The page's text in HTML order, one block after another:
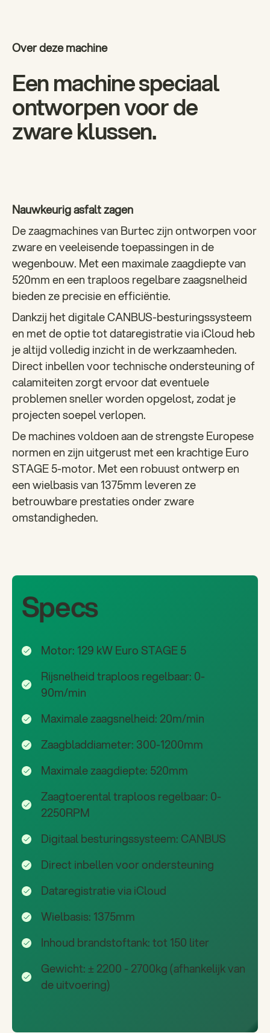
Over deze machine
Een machine speciaal
ontworpen voor de
zware klussen.
Nauwkeurig asfalt zagen
De zaagmachines van Burtec zijn ontworpen voor
zware en veeleisende toepassingen in de
wegenbouw. Met een maximale zaagdiepte van
520mm en een traploos regelbare zaagsnelheid
bieden ze precisie en efficiëntie.
Dankzij het digitale CANBUS-besturingssysteem
en met de optie tot dataregistratie via iCloud heb
je altijd volledig inzicht in de werkzaamheden.
Direct inbellen voor technische ondersteuning of
calamiteiten zorgt ervoor dat eventuele
problemen sneller worden opgelost, zodat je
projecten soepel verlopen.
De machines voldoen aan de strengste Europese
normen en zijn uitgerust met een krachtige Euro
STAGE 5-motor. Met een robuust ontwerp en
een wielbasis van 1375mm leveren ze
betrouwbare prestaties onder zware
omstandigheden.
Specs
Motor: 129 kW Euro STAGE 5
Rijsnelheid traploos regelbaar: 0-
90m/min
Maximale zaagsnelheid: 20m/min
Zaagbladdiameter: 300-1200mm
Maximale zaagdiepte: 520mm
Zaagtoerental traploos regelbaar: 0-
2250RPM
Digitaal besturingssysteem: CANBUS
Direct inbellen voor ondersteuning
Dataregistratie via iCloud
Wielbasis: 1375mm
Inhoud brandstoftank: tot 150 liter
Gewicht: ± 2200 - 2700kg (afhankelijk van
de uitvoering)